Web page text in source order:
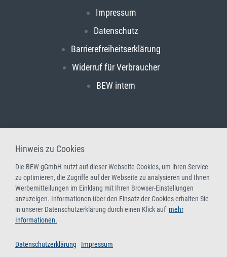
Impressum
Datenschutz
Barrierefreiheitserklärung
Widerruf für Verbraucher
BEW intern
Hinweis zu Cookies
Die BEW gGmbH nutzt auf dieser Webseite Cookies, um ihren Service
zu optimieren, die Zugriffe auf der Webseite zu analysieren und Ihnen
Werbemitteilungen im Einklang mit Ihren Browser-Einstellungen
anzuzeigen. Informationen über den Einsatz der Cookies erhalten Sie
in unserer Datenschutzerklärung durch einen Klick auf mehr
Informationen.
Datenschutzerklärung Impressum